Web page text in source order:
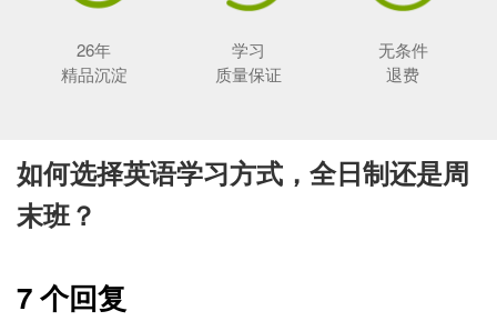
26年
精品沉淀
学习
质量保证
无条件
退费
如何选择英语学习方式，全日制还是周
末班？
7 个回复